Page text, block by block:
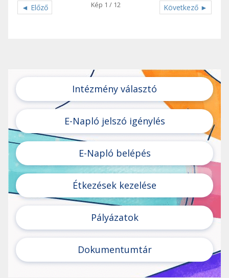
◄ Előző Következő ►
Kép 1 / 12
Intézmény választó
E-Napló jelszó igénylés
E-Napló belépés
Étkezések kezelése
Pályázatok
Dokumentumtár